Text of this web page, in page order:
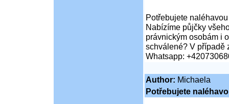
Potřebujete
Nabízíme půjčky
právnickým osobám i
schválené? V případě
Whatsapp:
Author: Michaela
Potřebujete